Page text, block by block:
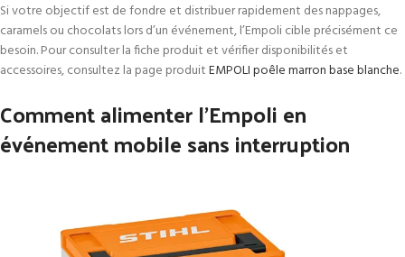
Si votre objectif est de fondre et distribuer rapidement des nappages,
caramels ou chocolats lors d’un événement, l’Empoli cible précisément ce
besoin. Pour consulter la fiche produit et vérifier disponibilités et
accessoires, consultez la page produitEMPOLI poêle marron base blanche.
Comment alimenter l’Empoli en
événement mobile sans interruption